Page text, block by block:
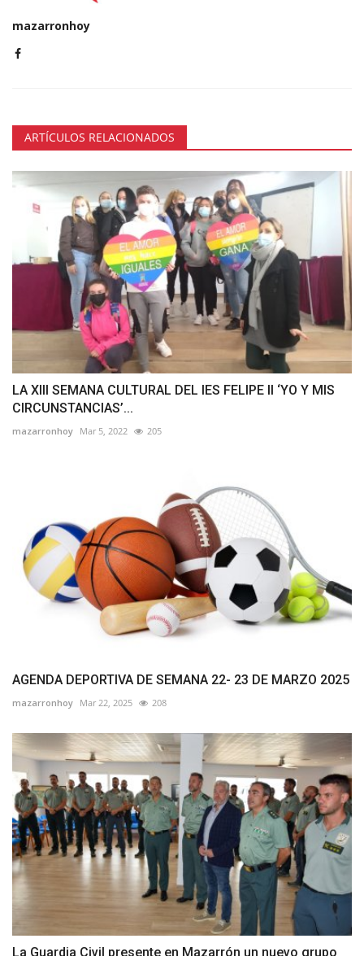
mazarronhoy
ARTÍCULOS RELACIONADOS
LA XIII SEMANA CULTURAL DEL IES FELIPE II ‘YO Y MIS
CIRCUNSTANCIAS’...
mazarronhoy Mar 5, 2022 205
AGENDA DEPORTIVA DE SEMANA 22- 23 DE MARZO 2025
mazarronhoy Mar 22, 2025 208
La Guardia Civil presente en Mazarrón un nuevo grupo